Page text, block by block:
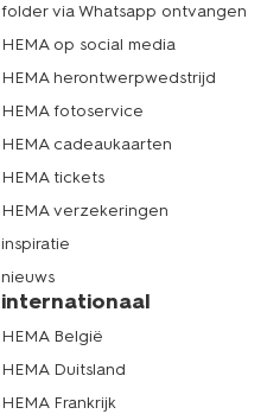
folder via Whatsapp ontvangen
HEMA op social media
HEMA herontwerpwedstrijd
HEMA fotoservice
HEMA cadeaukaarten
HEMA tickets
HEMA verzekeringen
inspiratie
nieuws
internationaal
HEMA België
HEMA Duitsland
HEMA Frankrijk